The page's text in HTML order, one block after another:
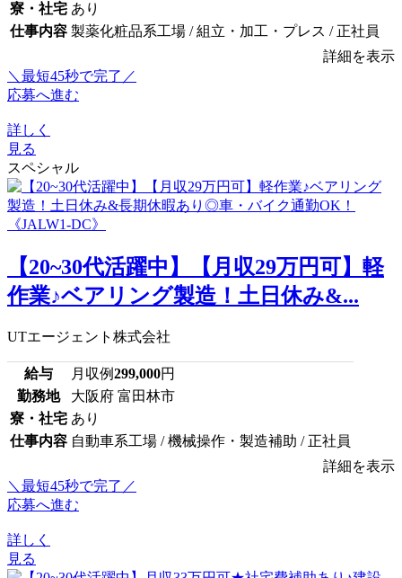
寮・社宅 あり
仕事内容 製薬化粧品系工場 / 組立・加工・プレス / 正社員
詳細を表示
＼最短45秒で完了／
応募へ進む
詳しく
見る
スペシャル
【20~30代活躍中】【月収29万円可】軽
作業♪ベアリング製造！土日休み&...
UTエージェント株式会社
給与 月収例299,000円
勤務地
大阪府 富田林市
寮・社宅 あり
仕事内容 自動車系工場 / 機械操作・製造補助 / 正社員
詳細を表示
＼最短45秒で完了／
応募へ進む
詳しく
見る